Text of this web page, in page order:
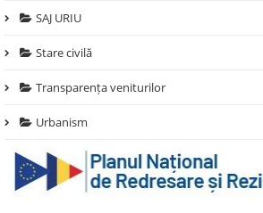
SAJ URIU
Stare civilă
Transparența veniturilor
Urbanism